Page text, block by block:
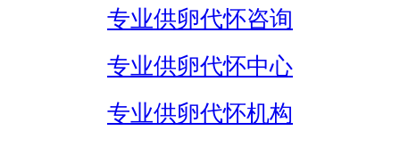
专业供卵代怀咨询
专业供卵代怀中心
专业供卵代怀机构